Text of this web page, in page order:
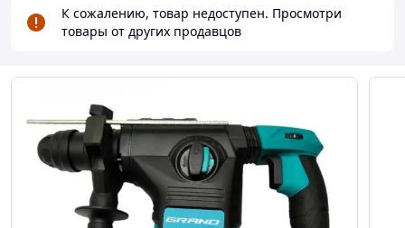
К сожалению, товар недоступен. Просмотри
товары от других продавцов